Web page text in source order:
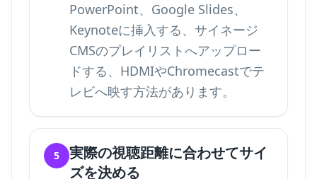
PowerPoint、Google Slides、
Keynoteに挿入する、サイネージ
CMSのプレイリストへアップロー
ドする、HDMIやChromecastでテ
レビへ映す方法があります。
5
実際の視聴距離に合わせてサイ
ズを決める